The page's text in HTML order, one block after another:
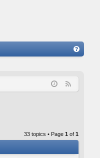
Q
33 topics • Page 1 of 1